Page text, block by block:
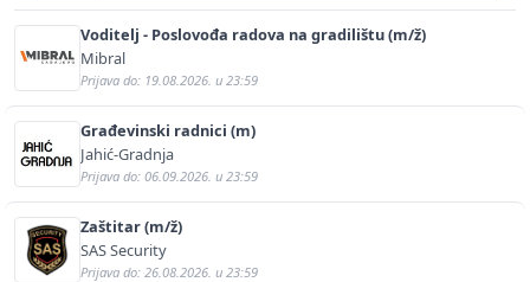
Voditelj - Poslovođa radova na gradilištu (m/ž)
Mibral
Prijava do: 19.08.2026. u 23:59
Građevinski radnici (m)
Jahić-Gradnja
Prijava do: 06.09.2026. u 23:59
Zaštitar (m/ž)
SAS Security
Prijava do: 26.08.2026. u 23:59